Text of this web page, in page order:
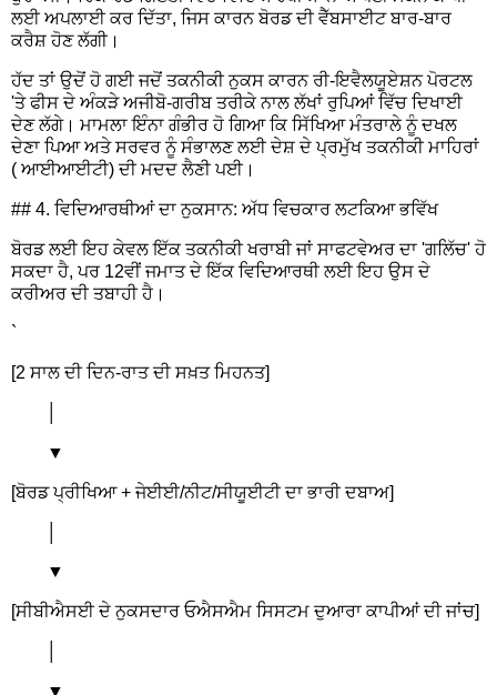
ਲਈ ਅਪਲਾਈ ਕਰ ਦਿੱਤਾ, ਜਿਸ ਕਾਰਨ ਬੋਰਡ ਦੀ ਵੈੱਬਸਾਈਟ ਬਾਰ-ਬਾਰ
ਕਰੈਸ਼ ਹੋਣ ਲੱਗੀ।
ਹੱਦ ਤਾਂ ਉਦੋਂ ਹੋ ਗਈ ਜਦੋਂ ਤਕਨੀਕੀ ਨੁਕਸ ਕਾਰਨ ਰੀ-ਇਵੈਲਯੂਏਸ਼ਨ ਪੋਰਟਲ
'ਤੇ ਫੀਸ ਦੇ ਅੰਕੜੇ ਅਜੀਬੋ-ਗਰੀਬ ਤਰੀਕੇ ਨਾਲ ਲੱਖਾਂ ਰੁਪਿਆਂ ਵਿੱਚ ਦਿਖਾਈ
ਦੇਣ ਲੱਗੇ। ਮਾਮਲਾ ਇੰਨਾ ਗੰਭੀਰ ਹੋ ਗਿਆ ਕਿ ਸਿੱਖਿਆ ਮੰਤਰਾਲੇ ਨੂੰ ਦਖਲ
ਦੇਣਾ ਪਿਆ ਅਤੇ ਸਰਵਰ ਨੂੰ ਸੰਭਾਲਣ ਲਈ ਦੇਸ਼ ਦੇ ਪ੍ਰਮੁੱਖ ਤਕਨੀਕੀ ਮਾਹਿਰਾਂ
( ਆਈਆਈਟੀ) ਦੀ ਮਦਦ ਲੈਣੀ ਪਈ।
## 4. ਵਿਦਿਆਰਥੀਆਂ ਦਾ ਨੁਕਸਾਨ: ਅੱਧ ਵਿਚਕਾਰ ਲਟਕਿਆ ਭਵਿੱਖ
ਬੋਰਡ ਲਈ ਇਹ ਕੇਵਲ ਇੱਕ ਤਕਨੀਕੀ ਖਰਾਬੀ ਜਾਂ ਸਾਫਟਵੇਅਰ ਦਾ 'ਗਲਿੱਚ' ਹੋ
ਸਕਦਾ ਹੈ, ਪਰ 12ਵੀਂ ਜਮਾਤ ਦੇ ਇੱਕ ਵਿਦਿਆਰਥੀ ਲਈ ਇਹ ਉਸ ਦੇ
ਕਰੀਅਰ ਦੀ ਤਬਾਹੀ ਹੈ।
`
[2 ਸਾਲ ਦੀ ਦਿਨ-ਰਾਤ ਦੀ ਸਖ਼ਤ ਮਿਹਨਤ]
▼
[ਬੋਰਡ ਪ੍ਰੀਖਿਆ + ਜੇਈਈ/ਨੀਟ/ਸੀਯੂਈਟੀ ਦਾ ਭਾਰੀ ਦਬਾਅ]
▼
[ਸੀਬੀਐਸਈ ਦੇ ਨੁਕਸਦਾਰ ਓਐਸਐਮ ਸਿਸਟਮ ਦੁਆਰਾ ਕਾਪੀਆਂ ਦੀ ਜਾਂਚ]
▼